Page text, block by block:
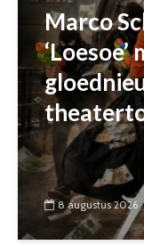
Marco
‘Loesoe’
8 augustus 2026